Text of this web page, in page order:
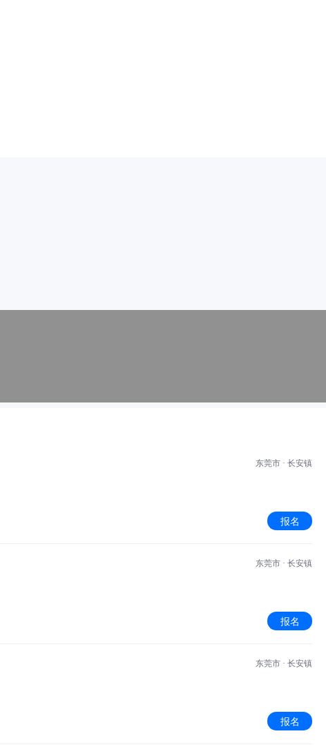
东莞市 · 长安镇
报名
东莞市 · 长安镇
报名
东莞市 · 长安镇
报名